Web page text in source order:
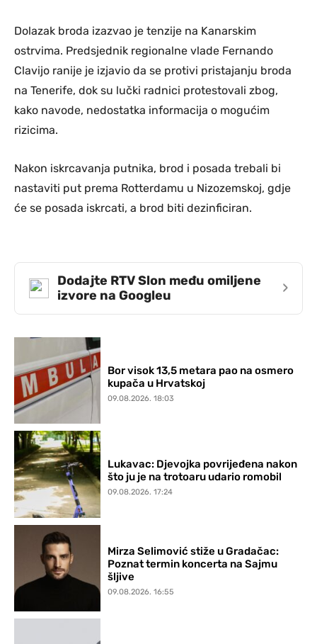
Dolazak broda izazvao je tenzije na Kanarskim
ostrvima. Predsjednik regionalne vlade Fernando
Clavijo ranije je izjavio da se protivi pristajanju broda
na Tenerife, dok su lučki radnici protestovali zbog,
kako navode, nedostatka informacija o mogućim
rizicima.
Nakon iskrcavanja putnika, brod i posada trebali bi
nastaviti put prema Rotterdamu u Nizozemskoj, gdje
će se posada iskrcati, a brod biti dezinficiran.
Dodajte RTV Slon među omiljene
izvore na Googleu
›
Bor visok 13,5 metara pao na osmero
kupača u Hrvatskoj
09.08.2026. 18:03
Lukavac: Djevojka povrijeđena nakon
što ju je na trotoaru udario romobil
09.08.2026. 17:24
Mirza Selimović stiže u Gradačac:
Poznat termin koncerta na Sajmu
šljive
09.08.2026. 16:55